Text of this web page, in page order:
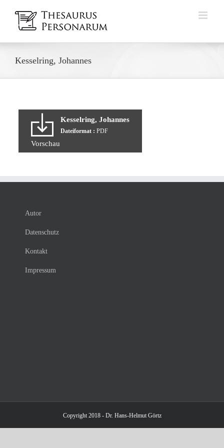
Inhalt
springen
Kesselring, Johannes
Kesselring, Johannes
Dateiformat : PDF
Vorschau
Autor
Datenschutz
Kontakt
Impressum
Copyright 2018 - Dr. Hans-Helmut Görtz